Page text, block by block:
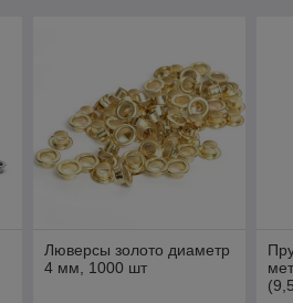
Люверсы золото диаметр
4 мм, 1000 шт